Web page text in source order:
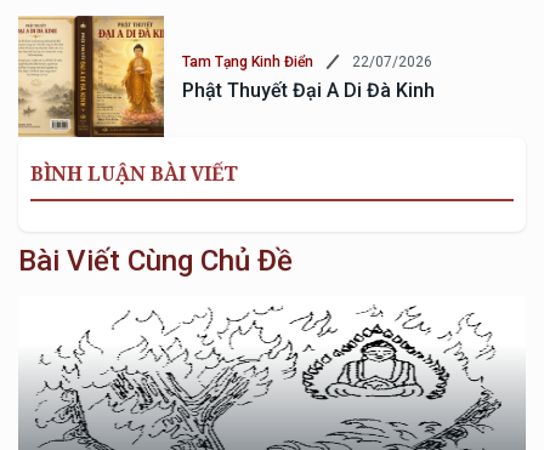
Tam Tạng Kinh Điển 22/07/2026
Phật Thuyết Đại A Di Đà Kinh
BÌNH LUẬN BÀI VIẾT
Bài Viết Cùng Chủ Đề